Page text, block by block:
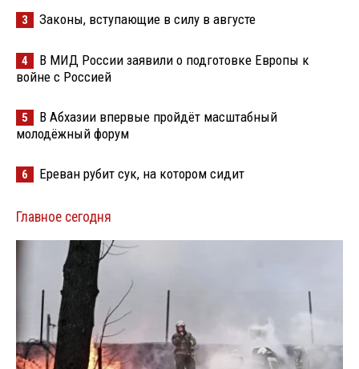
3 Законы, вступающие в силу в августе
4
В МИД России заявили о подготовке Европы к
войне с Россией
5
В Абхазии впервые пройдёт масштабный
молодёжный форум
6 Ереван рубит сук, на котором сидит
Главное сегодня